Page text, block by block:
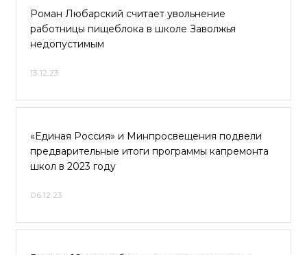
Роман Любарский считает увольнение
работницы пищеблока в школе Заволжья
недопустимым
13.12.23
«Единая Россия» и Минпросвещения подвели
предварительные итоги программы капремонта
школ в 2023 году
06.12.23